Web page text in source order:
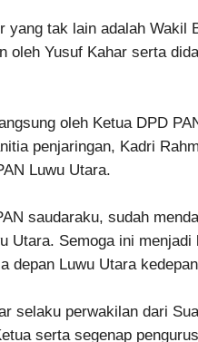
yang tak lain adalah Wakil
oleh Yusuf Kahar serta
oleh Ketua DPD
penjaringan, Kadri
Luwu Utara.
saudaraku, sudah
Utara. Semoga ini
depan Luwu Utara
selaku perwakilan dari
serta segenap